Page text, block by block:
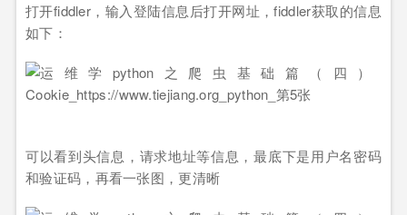
打开fiddler，输入登陆信息后打开网址，fiddler获取的信息
如下：
可以看到头信息，请求地址等信息，最底下是用户名密码
和验证码，再看一张图，更清晰